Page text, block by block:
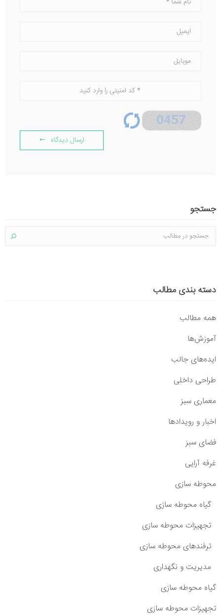
ارسال دیدگاه
جستجو
دسته بندی مطالب
همه مطالب
آموزش‌ها
ایده‌های جالب
طراحی داخلی
معماری سبز
اخبار و رویدادها
فضای سبز
غرفه آرایی
محوطه سازی
گیاه محوطه سازی
تجهیزات محوطه سازی
ترفندهای محوطه سازی
مدیریت و نگهداری
گیاه محوطه سازی
تجهیزات محوطه سازی